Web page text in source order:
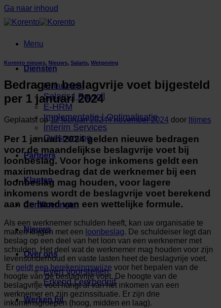
Ga naar inhoud
Menu
Diensten
Financieel
Salaris | Payroll
E-HRM
Implementatie | Optimalisatie
Interim Services
Outsourcing
Partners
Klanten
Certificeringen
Nieuws
Over ons
Even voorstellen
Erkend Leerbedrijf
Werken bij
Korento nieuws, Nieuws, Salaris, Wetgeving
Bedragen beslagvrije voet bijgesteld
per 1 januari 2024
Geplaatst op12 februari 20244 november 2024 door ltijmes
Per 1 januari 2024 gelden nieuwe bedragen
voor de maandelijkse beslagvrije voet bij
loonbeslag. Voor hoge inkomens geldt een
maximumbedrag dat de werknemer bij een
loonbeslag mag houden, voor lagere
inkomens wordt de beslagvrije voet berekend
aan de hand van een wettelijke formule.
Als een werknemer schulden heeft, kan uw organisatie te
maken krijgen met een loonbeslag. De schuldeiser legt dan
beslag op een deel van het loon van een werknemer met
schulden. Het deel wat de werknemer mag houden voor zijn
levensonderhoud en vaste lasten heet de beslagvrije voet.
Er geldt een berekeningswijze voor het bepalen van de
hoogte van de beslagvrije voet. De hoogte van de
beslagvrije voet hangt af van het inkomen van een
werknemer en zijn gezinssituatie. Er zijn drie
inkomensgroepen (hoog, midden en laag).